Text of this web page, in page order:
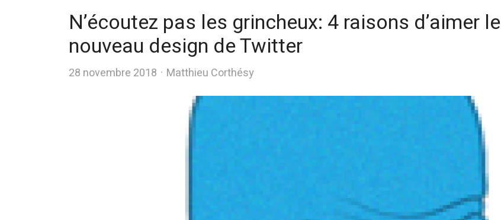
N’écoutez pas les grincheux: 4 raisons d’aimer le
nouveau design de Twitter
28 novembre 2018 Author
Matthieu Corthésy